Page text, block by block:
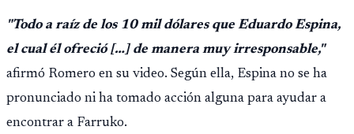
Montepío y 50 años de edad, o 20 años de servicio sin
importar edad.
"Todo a raíz de los 10 mil dólares que Eduardo Espina,
el cual él ofreció […] de manera muy irresponsable,"
afirmó Romero en su video. Según ella, Espina no se ha
pronunciado ni ha tomado acción alguna para ayudar a
encontrar a Farruko.